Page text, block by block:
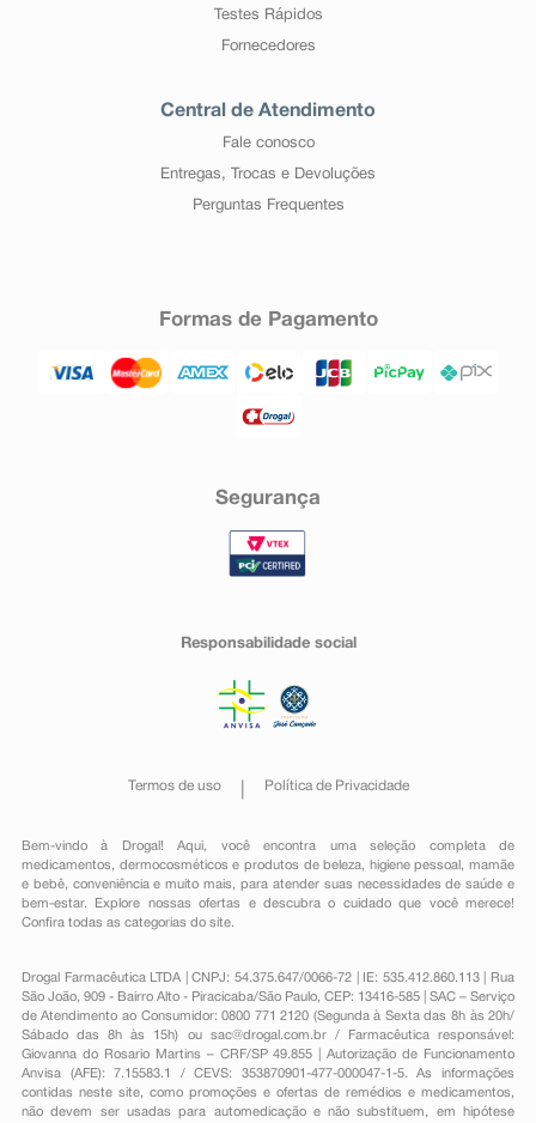
Testes Rápidos
Fornecedores
Central de Atendimento
Fale conosco
Entregas, Trocas e Devoluções
Perguntas Frequentes
Formas de Pagamento
Segurança
Responsabilidade social
Termos de uso Política de Privacidade
Bem-vindo à Drogal! Aqui, você encontra uma seleção completa de
medicamentos , dermocosméticos e produtos de beleza, higiene pessoal ,mamãe
e bebê, conveniênciae muito mais, para atender suas necessidades de saúde e
bem-estar. Explore nossas ofertas e descubra o cuidado que você merece!
Confira todas as categorias do site.
Drogal Farmacêutica LTDA | CNPJ: 54.375.647/0066-72 | IE: 535.412.860.113 | Rua
São João, 909 - Bairro Alto - Piracicaba/São Paulo, CEP: 13416-585 | SAC – Serviço
de Atendimento ao Consumidor: 0800 771 2120 (Segunda à Sexta das 8h às 20h/
Sábado das 8h às 15h) ou sac@drogal.com.br/ Farmacêutica responsável:
Giovanna do Rosario Martins – CRF/SP 49.855 | Autorização de Funcionamento
Anvisa (AFE): 7.15583.1 / CEVS: 353870901-477-000047-1-5. As informações
contidas neste site, como promoções e ofertas de remédios e medicamentos,
não devem ser usadas para automedicação e não substituem, em hipótese